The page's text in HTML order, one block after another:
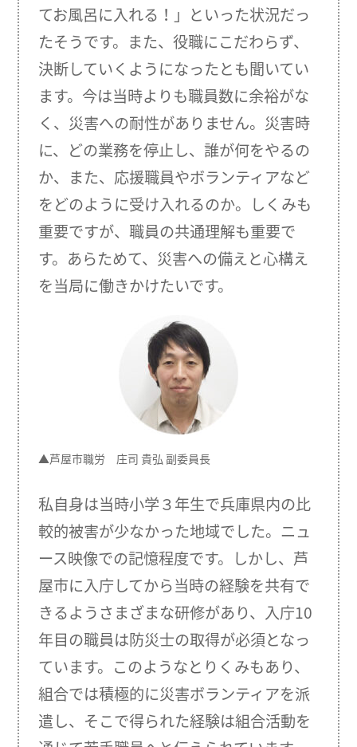
てお風呂に入れる！」といった状況だっ
たそうです。また、役職にこだわらず、
決断していくようになったとも聞いてい
ます。今は当時よりも職員数に余裕がな
く、災害への耐性がありません。災害時
に、どの業務を停止し、誰が何をやるの
か、また、応援職員やボランティアなど
をどのように受け入れるのか。しくみも
重要ですが、職員の共通理解も重要で
す。あらためて、災害への備えと心構え
を当局に働きかけたいです。
▲芦屋市職労 庄司 貴弘 副委員長
私自身は当時小学３年生で兵庫県内の比
較的被害が少なかった地域でした。ニュ
ース映像での記憶程度です。しかし、芦
屋市に入庁してから当時の経験を共有で
きるようさまざまな研修があり、入庁10
年目の職員は防災士の取得が必須となっ
ています。このようなとりくみもあり、
組合では積極的に災害ボランティアを派
遣し、そこで得られた経験は組合活動を